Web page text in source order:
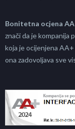
Bonitetna ocjena
znači da je kompanija
koja je ocijenjena
ona zadovoljava sve